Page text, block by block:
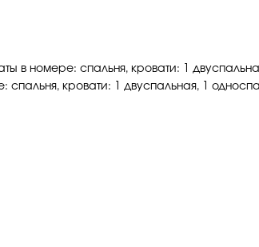
в номере: спальня, кровати: 1
кровати: 1 двуспальная, 1